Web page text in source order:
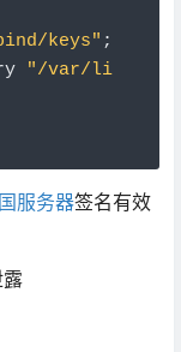
keys" ;
"/var/li
服务器签名有效